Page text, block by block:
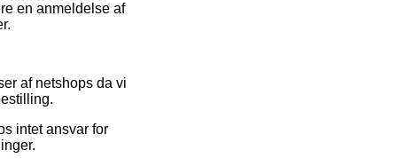
en anmeldelse af
af netshops da vi
intet ansvar for